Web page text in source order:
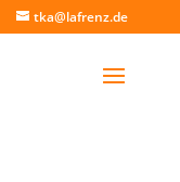
tka@lafrenz.de